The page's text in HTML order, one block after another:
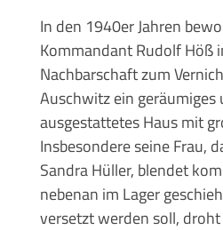
In den 1940er Jahren
Kommandant Rudolf Höß
Nachbarschaft zum
Auschwitz ein geräumiges
ausgestattetes Haus mit
Insbesondere seine Frau,
Sandra Hüller, blendet
nebenan im Lager
versetzt werden soll,